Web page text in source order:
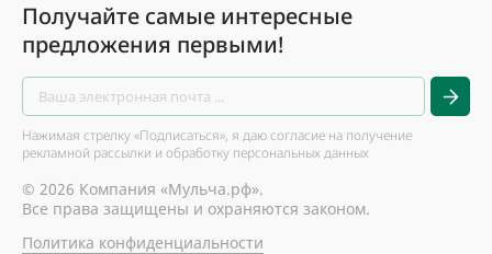
Получайте самые интересные
предложения первыми!
Нажимая стрелку «Подписаться», я даю согласие на получение
рекламной рассылки и обработку персональных данных
© 2026 Компания «Мульча.рф».
Все права защищены и охраняются законом.
Политика конфиденциальности